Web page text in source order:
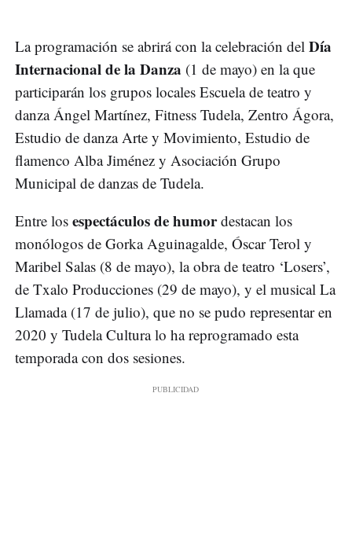
La programación se abrirá con la celebración del Día
Internacional de la Danza (1 de mayo) en la que
participarán los grupos locales Escuela de teatro y
danza Ángel Martínez, Fitness Tudela, Zentro Ágora,
Estudio de danza Arte y Movimiento, Estudio de
flamenco Alba Jiménez y Asociación Grupo
Municipal de danzas de Tudela.
Entre los espectáculos de humordestacan los
monólogos de Gorka Aguinagalde, Óscar Terol y
Maribel Salas (8 de mayo), la obra de teatro ‘Losers’,
de Txalo Producciones (29 de mayo), y el musical La
Llamada (17 de julio), que no se pudo representar en
2020 y Tudela Cultura lo ha reprogramado esta
temporada con dos sesiones.